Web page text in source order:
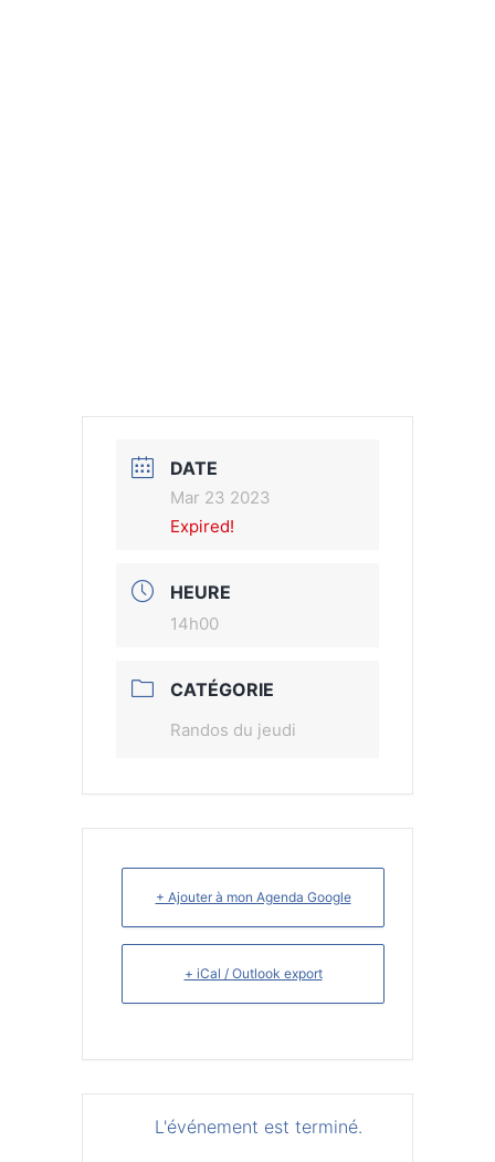
DATE
Mar 23 2023
Expired!
HEURE
14h00
CATÉGORIE
Randos du jeudi
+ Ajouter à mon Agenda Google
+ iCal / Outlook export
L'événement est terminé.